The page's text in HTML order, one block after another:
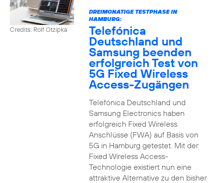
Credits: Rolf Otzipka
DREIMONATIGE TESTPHASE IN
HAMBURG:
Telefónica
Deutschland und
Samsung beenden
erfolgreich Test von
5G Fixed Wireless
Access-Zugängen
Telefónica Deutschland und
Samsung Electronics haben
erfolgreich Fixed Wireless
Anschlüsse (FWA) auf Basis von
5G in Hamburg getestet. Mit der
Fixed Wireless Access-
Technologie existiert nun eine
attraktive Alternative zu den bisher